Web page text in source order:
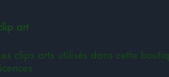
art
clips arts utilisés dans cette